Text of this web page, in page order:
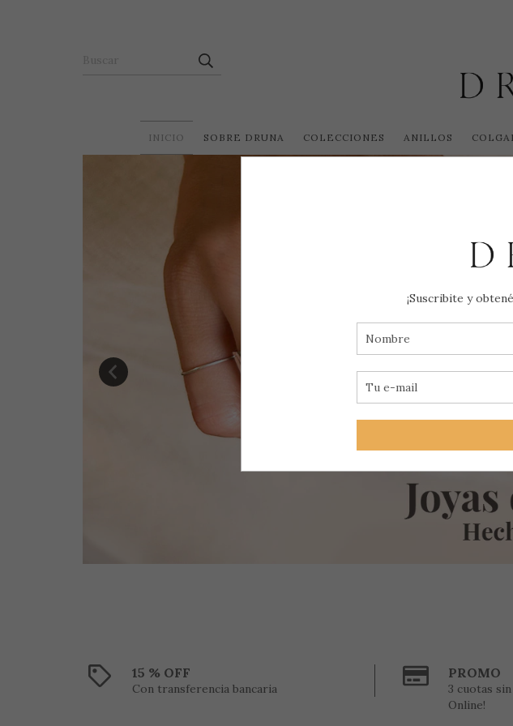
INICIO SOBRE DRUNA COLECCIONES ANILLOS
15 % OFF
Con transferencia bancaria
PROMO
3 cuotas
Online!
¡Suscribite y